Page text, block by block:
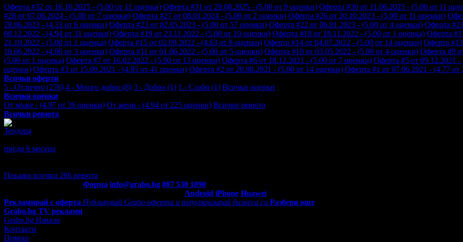
Оферта #32 от 16.10.2025 - (5.00 от 11 оценки) Оферта #31 от 29.08.2025 - (5.00 от 9 оценки) Оферта #30 от 11.06.2025 - (5.00 от 11
#28 от 07.06.2024 - (5.00 от 7 оценки) Оферта #27 от 08.01.2024 - (5.00 от 2 оценки) Оферта #26 от 20.10.2023 - (5.00 от 11 оценки)
28.06.2023 - (4.33 от 6 оценки) Оферта #23 от 02.05.2023 - (5.00 от 57 оценки) Оферта #22 от 06.01.2023 - (5.00 от 4 оценки) Оферта
08.12.2022 - (4.94 от 31 оценки) Оферта #19 от 23.11.2022 - (5.00 от 10 оценки) Оферта #18 от 18.11.2022 - (5.00 от 1 оценка) Оферта
21.10.2022 - (5.00 от 1 оценка) Оферта #15 от 02.09.2022 - (4.63 от 8 оценки) Оферта #14 от 04.07.2022 - (5.00 от 14 оценки) Оферта
10.06.2022 - (4.00 от 3 оценки) Оферта #11 от 01.06.2022 - (5.00 от 5 оценки) Оферта #10 от 03.05.2022 - (5.00 от 4 оценки) Оферта #9
(5.00 от 1 оценка) Оферта #7 от 16.02.2022 - (5.00 от 13 оценки) Оферта #6 от 18.12.2021 - (5.00 от 7 оценки) Оферта #5 от 09.12.2021
оценки) Оферта #3 от 15.09.2021 - (4.95 от 41 оценки) Оферта #2 от 20.08.2021 - (5.00 от 14 оценки) Оферта #1 от 07.06.2021 - (4.77 от
Всички оферти
5 - Отлично (276) 4 - Много добро (8) 3 - Добро (1) 1 - Слабо (1) Всички оценки
Всички оценки
От мъже - (4.97 от 39 оценки) От жени - (4.94 от 225 оценки) Всички ревюта
Всички ревюта
Теодора
преди 6 месеца
Покажи всички 286 ревюта
Форма info@grabo.bg 087 530 1090
Android iPhone Huawei
Рекламирай с оферта Публикувай Grabo оферта и популяризирай бизнеса си Разбери още
Grabo.bg TV реклами
Grabo.bg Начало
Контакти
Помощ